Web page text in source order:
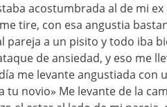
acostumbrada al de mi ex
tire, con esa angustia
pareja a un pisito y todo iba
de ansiedad, y eso me
me levante angustiada con
tu novio» Me levante de la